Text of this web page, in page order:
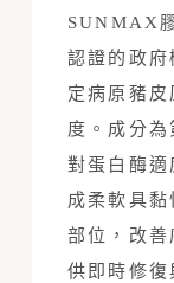
SUNMAX
認證的政
定病原豬
度。成分
對蛋白酶適
成柔軟具黏
部位，改善
供即時修